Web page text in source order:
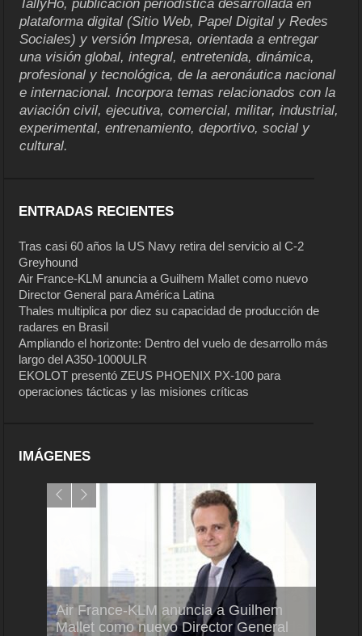
TallyHo, publicación periodística desarrollada en
plataforma digital (Sitio Web, Papel Digital y Redes
Sociales) y versión Impresa, orientada a entregar
una visión global, integral, entretenida, dinámica,
profesional y tecnológica, de la aeronáutica nacional
e internacional. Incorpora temas relacionados con la
aviación civil, ejecutiva, comercial, militar, industrial,
experimental, entrenamiento, deportivo, social y
cultural.
ENTRADAS RECIENTES
Tras casi 60 años la US Navy retira del servicio al C-2
Greyhound
Air France-KLM anuncia a Guilhem Mallet como nuevo
Director General para América Latina
Thales multiplica por diez su capacidad de producción de
radares en Brasil
Ampliando el horizonte: Dentro del vuelo de desarrollo más
largo del A350-1000ULR
EKOLOT presentó ZEUS PHOENIX PX-100 para
operaciones tácticas y las misiones críticas
IMÁGENES
Air France-KLM anuncia a Guilhem
Mallet como nuevo Director General